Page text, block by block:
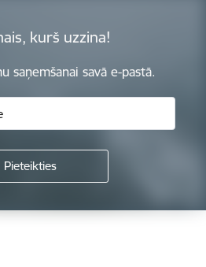
kurš uzzina!
saņemšanai savā e-pastā.